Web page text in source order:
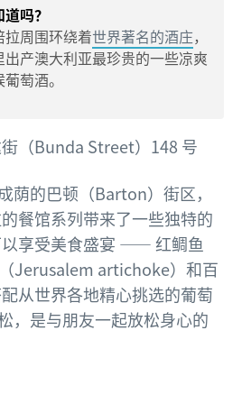
吗？
拉周围环绕着世界著名的酒庄，
出产澳大利亚最珍贵的一些凉爽
萄酒。
（Bunda Street）148 号
荫的巴顿（Barton）街区，
餐馆系列带来了一些独特的
享受美食盛宴 —— 红鲷鱼
Jerusalem artichoke）和百
从世界各地精心挑选的葡萄
，是与朋友一起放松身心的